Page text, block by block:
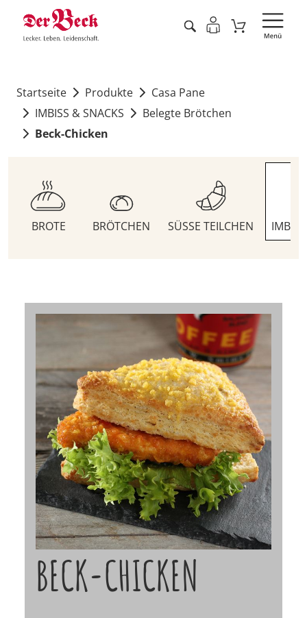
Startseite Produkte
Casa Pane
IMBISS & SNACKS
Belegte Brötchen
Beck-Chicken
BROTE BRÖTCHEN SÜSSE TEILCHEN
BECK-CHICKEN